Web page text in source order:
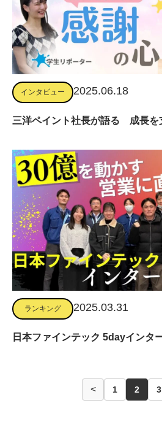
インタビュー 2025.06.18
三洋ペイント社長が語る 成長を
ランキング 2025.03.31
日本ファインテック 5dayインタ
< 1 2 3